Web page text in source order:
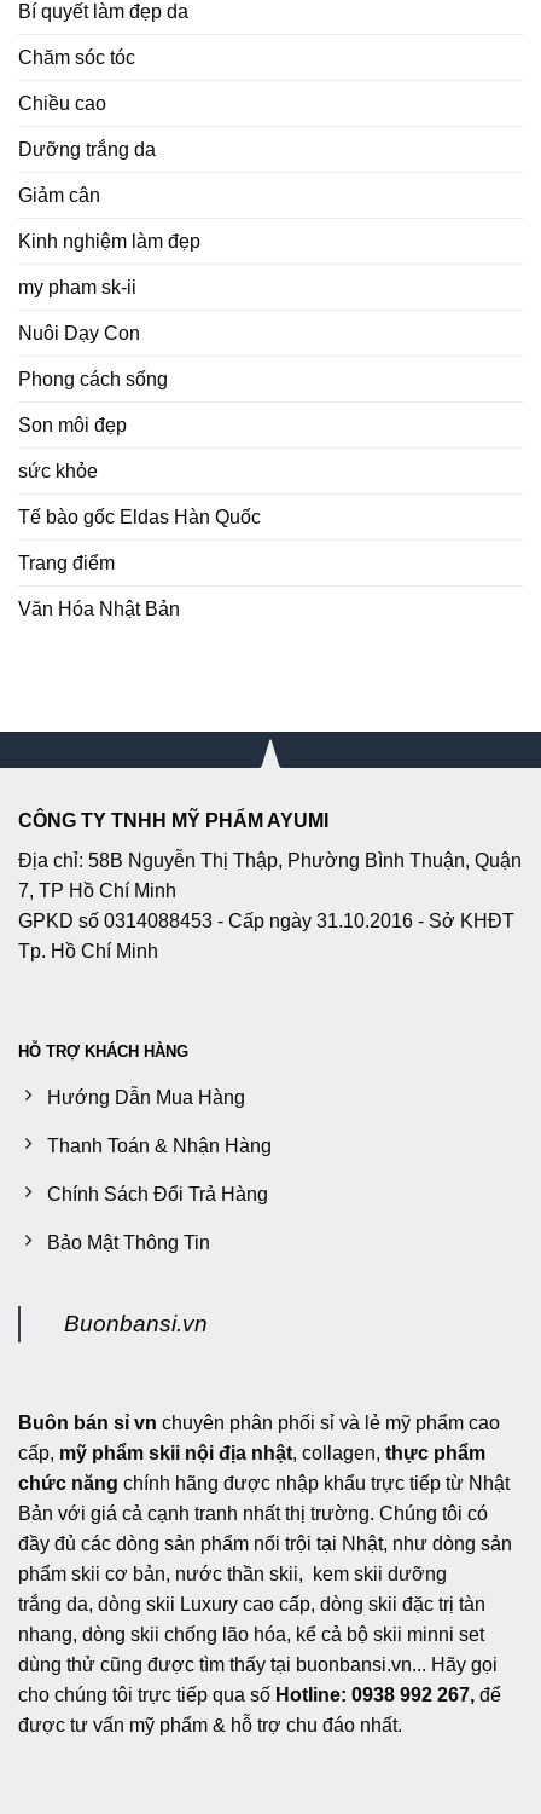
Bí quyết làm đẹp da
Chăm sóc tóc
Chiều cao
Dưỡng trắng da
Giảm cân
Kinh nghiệm làm đẹp
my pham sk-ii
Nuôi Dạy Con
Phong cách sống
Son môi đẹp
sức khỏe
Tế bào gốc Eldas Hàn Quốc
Trang điểm
Văn Hóa Nhật Bản
CÔNG TY TNHH MỸ PHẨM AYUMI
Địa chỉ: 58B Nguyễn Thị Thập, Phường Bình Thuận, Quận
7, TP Hồ Chí Minh
GPKD số 0314088453 - Cấp ngày 31.10.2016 - Sở KHĐT
Tp. Hồ Chí Minh
HỖ TRỢ KHÁCH HÀNG
Hướng Dẫn Mua Hàng
Thanh Toán & Nhận Hàng
Chính Sách Đổi Trả Hàng
Bảo Mật Thông Tin
Buonbansi.vn
Buôn bán sỉ vn chuyên phân phối sỉ và lẻ mỹ phẩm cao
cấp, mỹ phẩm skii nội địa nhật, collagen, thực phẩm
chức năng chính hãng được nhập khẩu trực tiếp từ Nhật
Bản với giá cả cạnh tranh nhất thị trường. Chúng tôi có
đầy đủ các dòng sản phẩm nổi trội tại Nhật, như dòng sản
phẩm skii cơ bản, nước thần skii, kem skii dưỡng
trắng da, dòng skii Luxury cao cấp, dòng skii đặc trị tàn
nhang, dòng skii chống lão hóa, kể cả bộ skii minni set
dùng thử cũng được tìm thấy tại buonbansi.vn... Hãy gọi
cho chúng tôi trực tiếp qua số Hotline: 0938 992 267, để
được tư vấn mỹ phẩm & hỗ trợ chu đáo nhất.